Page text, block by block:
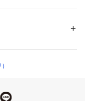
ラルな上品さを演
ジしたアップリケを
ごしください。